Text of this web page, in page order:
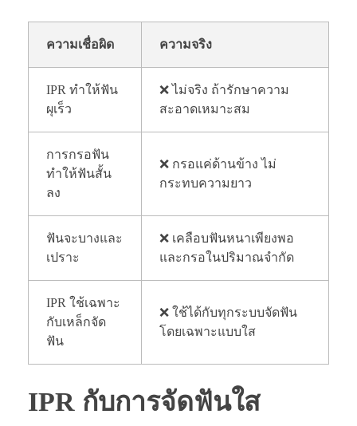
ความเชื่อผิด ความจริง
IPR ทำให้ฟัน
ผุเร็ว
❌ ไม่จริง ถ้ารักษาความ
สะอาดเหมาะสม
การกรอฟัน
ทำให้ฟันสั้น
ลง
❌ กรอแค่ด้านข้าง ไม่
กระทบความยาว
ฟันจะบางและ
เปราะ
❌ เคลือบฟันหนาเพียงพอ
และกรอในปริมาณจำกัด
IPR ใช้เฉพาะ
กับเหล็กจัด
ฟัน
❌ ใช้ได้กับทุกระบบจัดฟัน
โดยเฉพาะแบบใส
IPR กับการจัดฟันใส